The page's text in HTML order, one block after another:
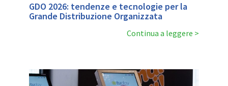
GDO 2026: tendenze e tecnologie per la
Grande Distribuzione Organizzata
Continua a leggere